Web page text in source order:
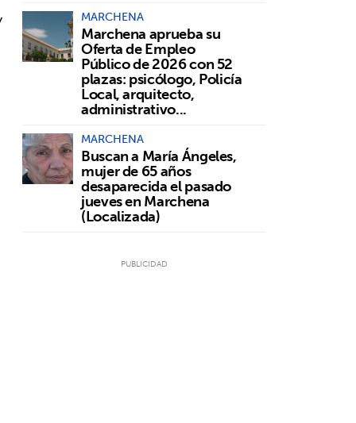
MARCHENA
Marchena aprueba su
Oferta de Empleo
Público de 2026 con 52
plazas: psicólogo, Policía
Local, arquitecto,
administrativo...
MARCHENA
Buscan a María Ángeles,
mujer de 65 años
desaparecida el pasado
jueves en Marchena
(Localizada)